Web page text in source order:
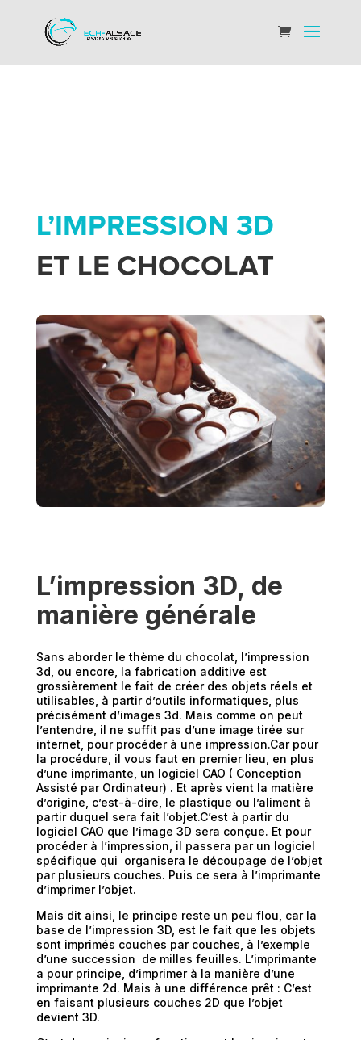
L’IMPRESSION 3D
ET LE CHOCOLAT
L’impression 3D, de
manière générale
Sans aborder le thème du chocolat, l’impression
3d, ou encore, la fabrication additive est
grossièrement le fait de créer des objets réels et
utilisables, à partir d’outils informatiques, plus
précisément d’images 3d. Mais comme on peut
l’entendre, il ne suffit pas d’une image tirée sur
internet, pour procéder à une impression.Car pour
la procédure, il vous faut en premier lieu, en plus
d’une imprimante, un logiciel CAO ( Conception
Assisté par Ordinateur) . Et après vient la matière
d’origine, c’est-à-dire, le plastique ou l’aliment à
partir duquel sera fait l’objet.C’est à partir du
logiciel CAO que l’image 3D sera conçue. Et pour
procéder à l’impression, il passera par un logiciel
spécifique qui organisera le découpage de l’objet
par plusieurs couches. Puis ce sera à l’imprimante
d’imprimer l’objet.
Mais dit ainsi, le principe reste un peu flou, car la
base de l’impression 3D, est le fait que les objets
sont imprimés couches par couches, à l’exemple
d’une succession de milles feuilles. L’imprimante
a pour principe, d’imprimer à la manière d’une
imprimante 2d. Mais à une différence prêt : C’est
en faisant plusieurs couches 2D que l’objet
devient 3D.